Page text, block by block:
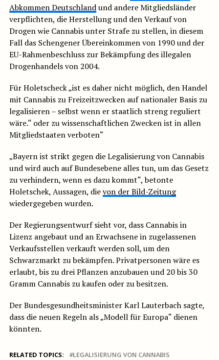
Abkommen Deutschlandund andere Mitgliedsländer
verpflichten, die Herstellung und den Verkauf von
Drogen wie Cannabis unter Strafe zu stellen, in diesem
Fall das Schengener Übereinkommen von 1990 und der
EU-Rahmenbeschluss zur Bekämpfung des illegalen
Drogenhandels von 2004.
Für Holetscheck „ist es daher nicht möglich, den Handel
mit Cannabis zu Freizeitzwecken auf nationaler Basis zu
legalisieren – selbst wenn er staatlich streng reguliert
wäre.“ oder zu wissenschaftlichen Zwecken ist in allen
Mitgliedstaaten verboten“
„Bayern ist strikt gegen die Legalisierung von Cannabis
und wird auch auf Bundesebene alles tun, um das Gesetz
zu verhindern, wenn es dazu kommt“, betonte
Holetschek, Aussagen, dievon der Bild-Zeitung
wiedergegeben wurden.
Der Regierungsentwurf sieht vor, dass Cannabis in
Lizenz angebaut und an Erwachsene in zugelassenen
Verkaufsstellen verkauft werden soll, um den
Schwarzmarkt zu bekämpfen. Privatpersonen wäre es
erlaubt, bis zu drei Pflanzen anzubauen und 20 bis 30
Gramm Cannabis zu kaufen oder zu besitzen.
Der Bundesgesundheitsminister Karl Lauterbach sagte,
dass die neuen Regeln als „Modell für Europa“ dienen
könnten.
RELATED TOPICS: LEGALISIERUNG VON CANNABIS